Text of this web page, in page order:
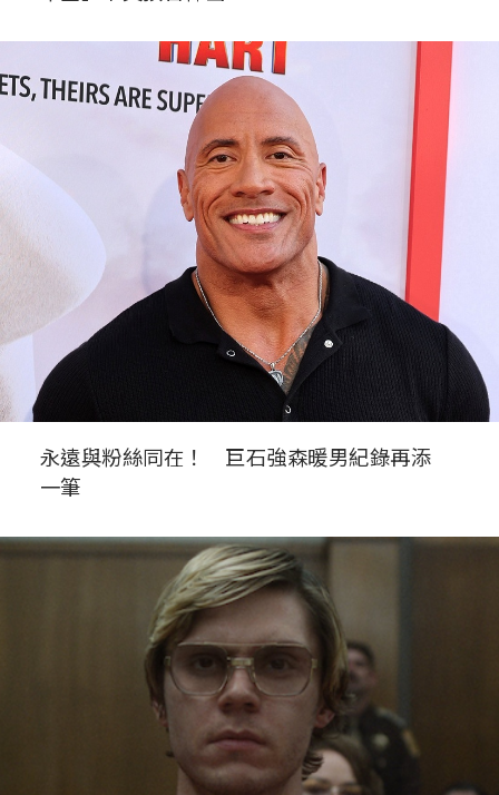
永遠與粉絲同在！ 巨石強森暖男紀錄再添
一筆